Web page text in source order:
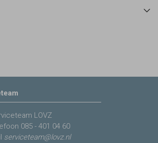
LOVZ
085 - 401 04 60
serviceteam@lovz.nl